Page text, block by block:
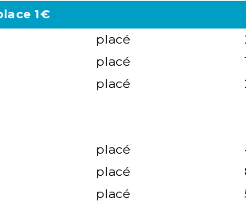
1€
placé
placé
placé
placé
placé
placé